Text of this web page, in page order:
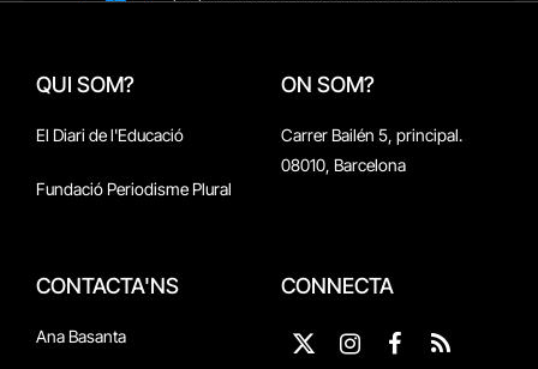
QUI SOM?
El Diari de l'Educació
Fundació Periodisme Plural
ON SOM?
Carrer Bailén 5, principal.
08010, Barcelona
CONTACTA'NS
Ana Basanta
CONNECTA
X
InstagramFacebook
RSS